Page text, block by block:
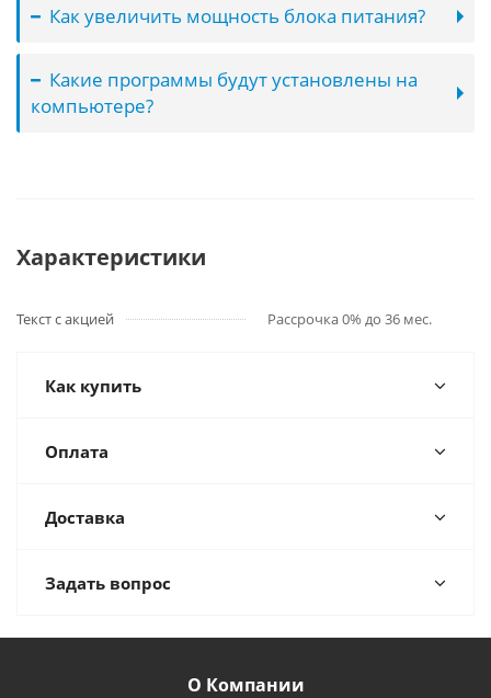
Как увеличить мощность блока питания?
Какие программы будут установлены на
компьютере?
Характеристики
Текст с акцией Рассрочка 0% до 36 мес.
Как купить
Оплата
Доставка
Задать вопрос
О Компании